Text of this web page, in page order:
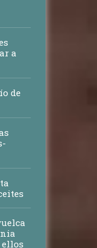
a
de
ellos